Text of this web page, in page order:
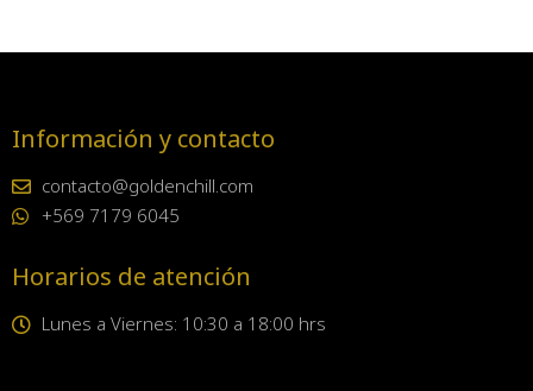
Información y contacto
contacto@goldenchill.com
+569 7179 6045
Horarios de atención
Lunes a Viernes: 10:30 a 18:00 hrs